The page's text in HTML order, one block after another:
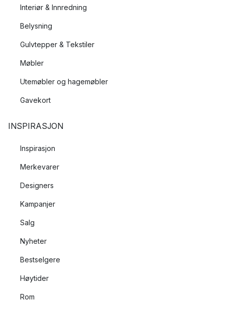
Interiør & Innredning
Belysning
Gulvtepper & Tekstiler
Møbler
Utemøbler og hagemøbler
Gavekort
INSPIRASJON
Inspirasjon
Merkevarer
Designers
Kampanjer
Salg
Nyheter
Bestselgere
Høytider
Rom